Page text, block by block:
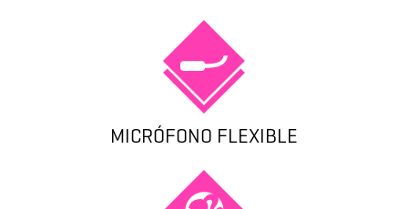
MICRÓFONO FLEXIBLE